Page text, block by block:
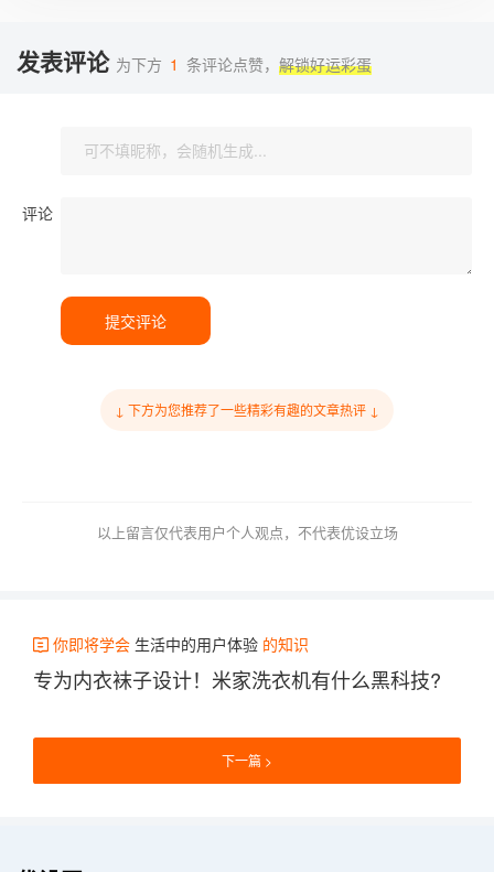
发表评论 为下方 1 条评论点赞， 解锁好运彩蛋
评论
提交评论
↓ 下方为您推荐了一些精彩有趣的文章热评 ↓
以上留言仅代表用户个人观点，不代表优设立场
你即将学会 生活中的用户体验 的知识
专为内衣袜子设计！米家洗衣机有什么黑科技?
下一篇